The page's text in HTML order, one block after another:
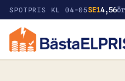
SPOTPRIS KL 04-05SE14,56